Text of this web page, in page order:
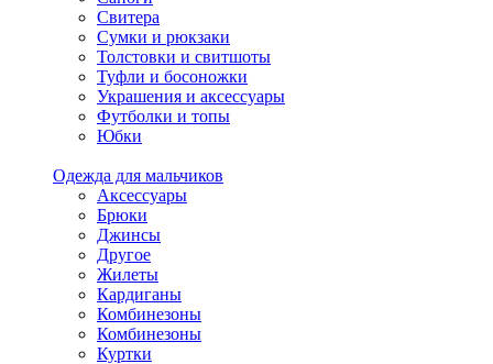
Свитера
Сумки и рюкзаки
Толстовки и свитшоты
Туфли и босоножки
Украшения и аксессуары
Футболки и топы
Юбки
Одежда для мальчиков
Аксессуары
Брюки
Джинсы
Другое
Жилеты
Кардиганы
Комбинезоны
Комбинезоны
Куртки